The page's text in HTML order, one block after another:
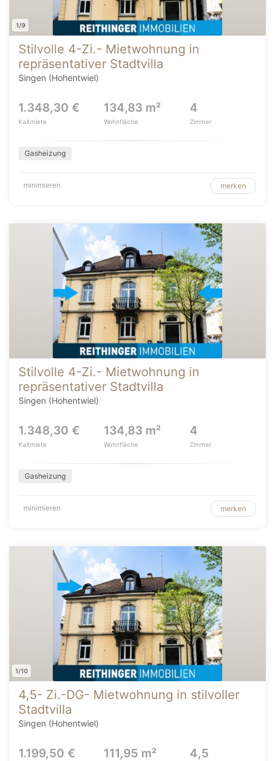
1/9
Stilvolle 4-Zi.- Mietwohnung in
repräsentativer Stadtvilla
Singen (Hohentwiel)
1.348,30 €
Kaltmiete
134,83 m²
Wohnfläche
4
Zimmer
Gasheizung
minimieren merken
Stilvolle 4-Zi.- Mietwohnung in
repräsentativer Stadtvilla
Singen (Hohentwiel)
1.348,30 €
Kaltmiete
134,83 m²
Wohnfläche
4
Zimmer
Gasheizung
minimieren merken
1/10
4,5- Zi.-DG- Mietwohnung in stilvoller
Stadtvilla
Singen (Hohentwiel)
1.199,50 € 111,95 m² 4,5